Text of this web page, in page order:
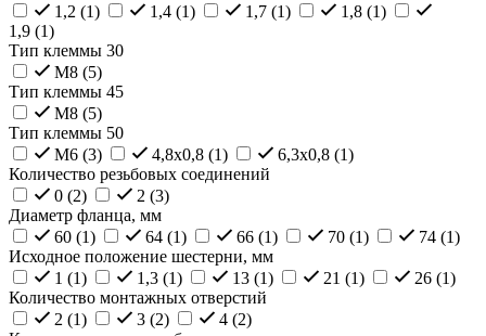
1,2 (1) 1,4 (1) 1,7 (1) 1,8 (1)
1,9 (1)
Тип клеммы 30
M8 (5)
Тип клеммы 45
M8 (5)
Тип клеммы 50
M6 (3) 4,8x0,8 (1) 6,3x0,8 (1)
Количество резьбовых соединений
0 (2) 2 (3)
Диаметр фланца, мм
60 (1) 64 (1) 66 (1) 70 (1) 74 (1)
Исходное положение шестерни, мм
1 (1) 1,3 (1) 13 (1) 21 (1) 26 (1)
Количество монтажных отверстий
2 (1) 3 (2) 4 (2)